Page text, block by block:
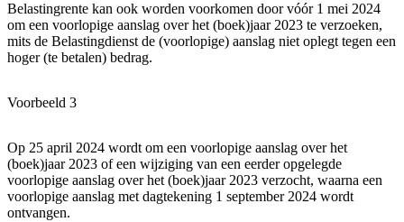
Belastingrente kan ook worden voorkomen door vóór 1 mei 2024
om een voorlopige aanslag over het (boek)jaar 2023 te verzoeken,
mits de Belastingdienst de (voorlopige) aanslag niet oplegt tegen een
hoger (te betalen) bedrag.
Voorbeeld 3
Op 25 april 2024 wordt om een voorlopige aanslag over het
(boek)jaar 2023 of een wijziging van een eerder opgelegde
voorlopige aanslag over het (boek)jaar 2023 verzocht, waarna een
voorlopige aanslag met dagtekening 1 september 2024 wordt
ontvangen.